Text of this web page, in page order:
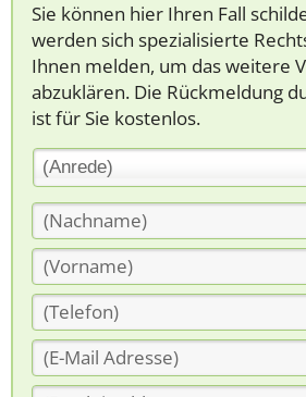
Sie können hier Ihren Fall
werden sich spezialisierte
Ihnen melden, um das weitere
abzuklären. Die Rückmeldung
ist für Sie kostenlos.
(Anrede)